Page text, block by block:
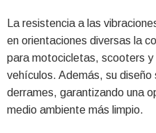
La resistencia a las
en orientaciones diversas la
para motocicletas, scooters y
vehículos. Además, su
derrames, garantizando una
medio ambiente más limpio.